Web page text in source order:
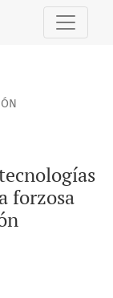
publicaciones
forzosa